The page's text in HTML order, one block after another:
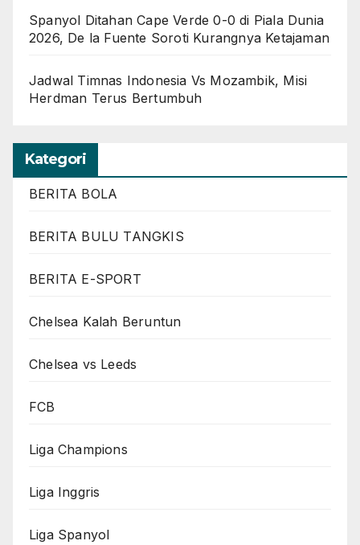
Spanyol Ditahan Cape Verde 0-0 di Piala Dunia
2026, De la Fuente Soroti Kurangnya Ketajaman
Jadwal Timnas Indonesia Vs Mozambik, Misi
Herdman Terus Bertumbuh
Kategori
BERITA BOLA
BERITA BULU TANGKIS
BERITA E-SPORT
Chelsea Kalah Beruntun
Chelsea vs Leeds
FCB
Liga Champions
Liga Inggris
Liga Spanyol